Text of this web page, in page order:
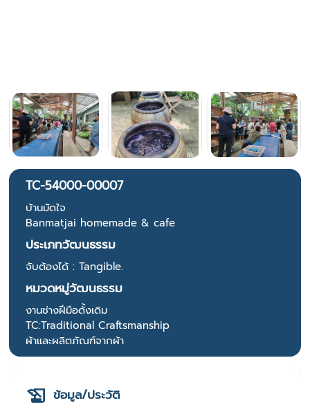
TC-54000-00007
บ้านมัดใจ
Banmatjai homemade & cafe
ประเภทวัฒนธรรม
จับต้องได้ : Tangible.
หมวดหมู่วัฒนธรรม
งานช่างฝีมือดั้งเดิม
TC:Traditional Craftsmanship
ผ้าและผลิตภัณฑ์จากผ้า
ข้อมูล/ประวัติ